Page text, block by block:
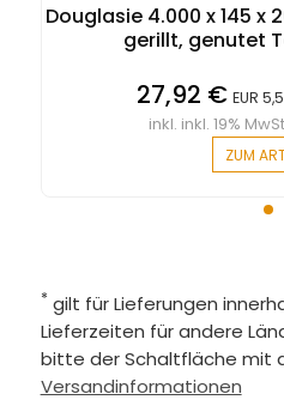
Douglasie 4.000 x 145
gerillt, genutet
27,92 € EUR
inkl. inkl. 19%
ZUM
* gilt für Lieferungen
Lieferzeiten für andere
bitte der Schaltfläche mit
Versandinformationen